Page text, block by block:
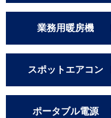
業務用暖房機
スポットエアコン
ポータブル電源